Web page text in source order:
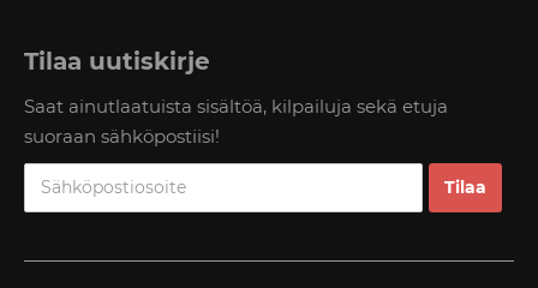
Tilaa uutiskirje
Saat ainutlaatuista sisältöä, kilpailuja sekä etuja
suoraan sähköpostiisi!